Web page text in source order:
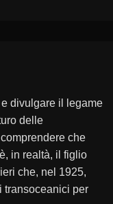
divulgare il legame
delle
che
in realtà, il figlio
che, nel 1925,
transoceanici per